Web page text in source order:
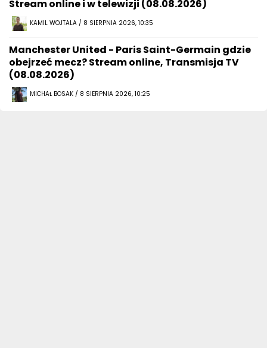
Stream online i w telewizji (08.08.2026)
KAMIL WOJTALA / 8 SIERPNIA 2026, 10:35
Manchester United - Paris Saint-Germain gdzie
obejrzeć mecz? Stream online, Transmisja TV
(08.08.2026)
MICHAŁ BOSAK / 8 SIERPNIA 2026, 10:25